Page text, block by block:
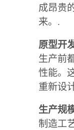
成昂贵
来。.
原型开发
生产前
性能。
重新设
生产规模
制造工